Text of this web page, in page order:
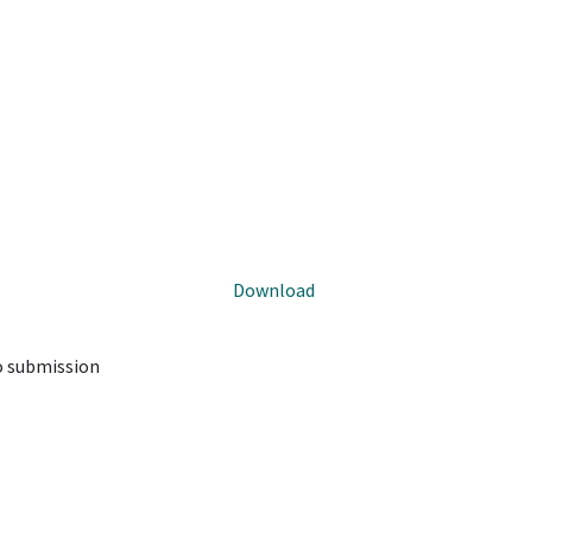
submission
Download